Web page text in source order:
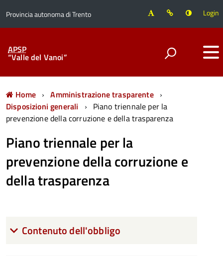
Provincia autonoma di Trento Login
APSP
“Valle del Vanoi”
Home
Amministrazione trasparente
Disposizioni generali
Piano triennale per la
prevenzione della corruzione e della trasparenza
Piano triennale per la
prevenzione della corruzione e
della trasparenza
Contenuto dell'obbligo